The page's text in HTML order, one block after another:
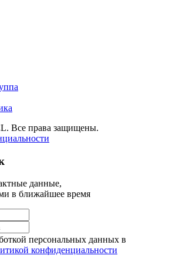
Все права защищены.
данные,
в ближайшее время
персональных данных в
конфиденциальности